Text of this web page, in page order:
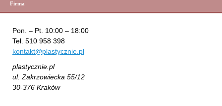
Firma
Pon. – Pt. 10:00 – 18:00
Tel. 510 958 398
kontakt@plastycznie.pl
plastycznie.pl
ul. Zakrzowiecka 55/12
30-376 Kraków